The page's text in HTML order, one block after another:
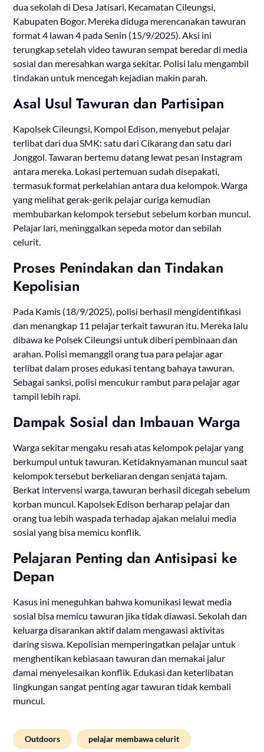
dua sekolah di Desa Jatisari, Kecamatan Cileungsi,
Kabupaten Bogor. Mereka diduga merencanakan tawuran
format 4 lawan 4 pada Senin (15/9/2025). Aksi ini
terungkap setelah video tawuran sempat beredar di media
sosial dan meresahkan warga sekitar. Polisi lalu mengambil
tindakan untuk mencegah kejadian makin parah.
Asal Usul Tawuran dan Partisipan
Kapolsek Cileungsi, Kompol Edison, menyebut pelajar
terlibat dari dua SMK: satu dari Cikarang dan satu dari
Jonggol. Tawaran bertemu datang lewat pesan Instagram
antara mereka. Lokasi pertemuan sudah disepakati,
termasuk format perkelahian antara dua kelompok. Warga
yang melihat gerak-gerik pelajar curiga kemudian
membubarkan kelompok tersebut sebelum korban muncul.
Pelajar lari, meninggalkan sepeda motor dan sebilah
celurit.
Proses Penindakan dan Tindakan
Kepolisian
Pada Kamis (18/9/2025), polisi berhasil mengidentifikasi
dan menangkap 11 pelajar terkait tawuran itu. Mereka lalu
dibawa ke Polsek Cileungsi untuk diberi pembinaan dan
arahan. Polisi memanggil orang tua para pelajar agar
terlibat dalam proses edukasi tentang bahaya tawuran.
Sebagai sanksi, polisi mencukur rambut para pelajar agar
tampil lebih rapi.
Dampak Sosial dan Imbauan Warga
Warga sekitar mengaku resah atas kelompok pelajar yang
berkumpul untuk tawuran. Ketidaknyamanan muncul saat
kelompok tersebut berkeliaran dengan senjata tajam.
Berkat intervensi warga, tawuran berhasil dicegah sebelum
korban muncul. Kapolsek Edison berharap pelajar dan
orang tua lebih waspada terhadap ajakan melalui media
sosial yang bisa memicu konflik.
Pelajaran Penting dan Antisipasi ke
Depan
Kasus ini meneguhkan bahwa komunikasi lewat media
sosial bisa memicu tawuran jika tidak diawasi. Sekolah dan
keluarga disarankan aktif dalam mengawasi aktivitas
daring siswa. Kepolisian memperingatkan pelajar untuk
menghentikan kebiasaan tawuran dan memakai jalur
damai menyelesaikan konflik. Edukasi dan keterlibatan
lingkungan sangat penting agar tawuran tidak kembali
muncul.
Outdoors pelajar membawa celurit